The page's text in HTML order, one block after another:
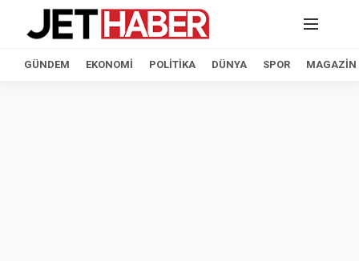
GÜNDEM EKONOMI POLITIKA DÜNYA SPOR MAGAZIN